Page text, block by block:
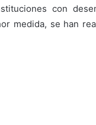
con
medida, se han